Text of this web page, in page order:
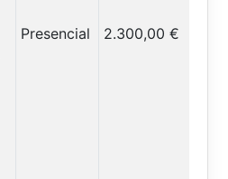
Presencial 2.300,00 €